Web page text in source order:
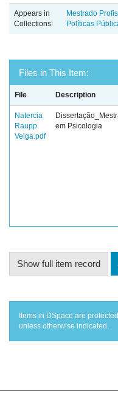
Appears in
Collections:
Mestrado
Políticas
Files in This Item:
File Description
Natercia
Raupp
Veiga.pdf
em Psicologia
Show full item record
Items in DSpace are
unless otherwise indicated.